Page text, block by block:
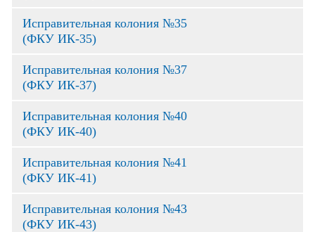
Исправительная колония №35
(ФКУ ИК-35)
Исправительная колония №37
(ФКУ ИК-37)
Исправительная колония №40
(ФКУ ИК-40)
Исправительная колония №41
(ФКУ ИК-41)
Исправительная колония №43
(ФКУ ИК-43)